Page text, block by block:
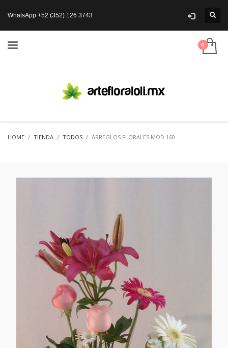
WhatsApp +52 (352) 126 3743
HOME TIENDA TODOS ARREGLOS FLORALES MOD 160